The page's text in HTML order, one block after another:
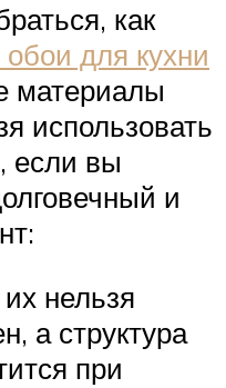
как
для кухни
материалы
использовать
если вы
и
нельзя
а структура
при